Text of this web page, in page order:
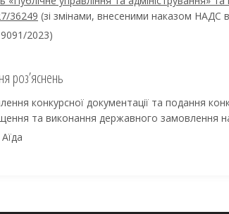
36249 (зі змінами, внесеними наказом НАДС
2023)
роз’яснень
конкурсної документації та подання
та виконання державного